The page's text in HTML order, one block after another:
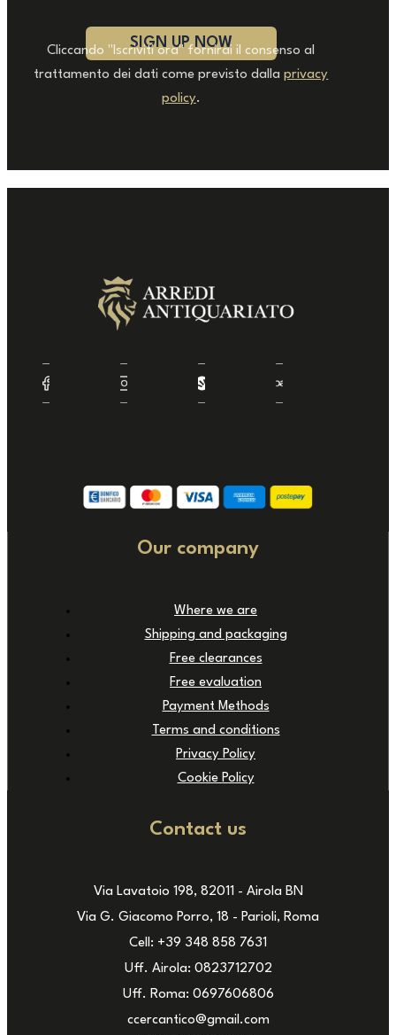
Cliccando "Iscriviti ora" fornirai il consenso al
trattamento dei dati come previsto dallaprivacy
policy.
Our company
Where we are
Shipping and packaging
Free clearances
Free evaluation
Payment Methods
Terms and conditions
Privacy Policy
Cookie Policy
Contact us
Via Lavatoio 198, 82011 - Airola BN
Via G. Giacomo Porro, 18 - Parioli, Roma
Cell: +39 348 858 7631
Uff. Airola: 0823712702
Uff. Roma: 0697606806
ccercantico@gmail.com